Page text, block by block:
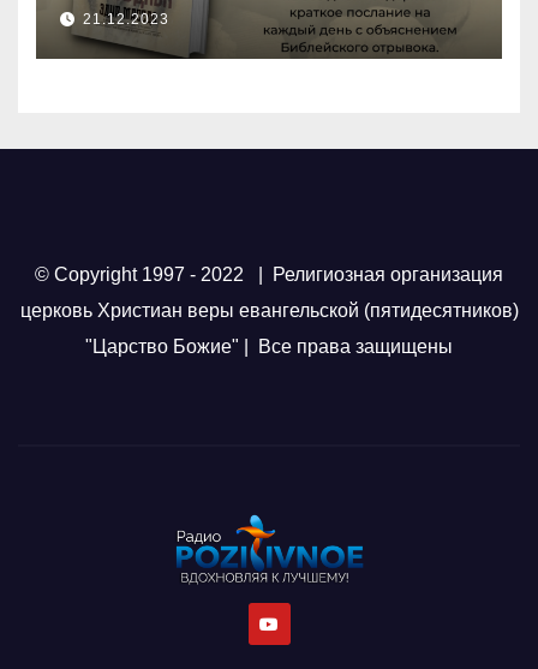
21.12.2023
© Copyright 1997 - 2022 | Религиозная организация
церковь Христиан веры евангельской (пятидесятников)
"Царство Божие" | Все права защищены